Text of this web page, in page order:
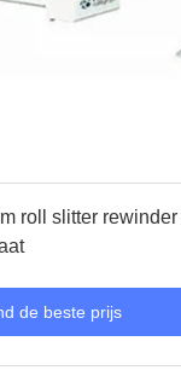
roll slitter
de beste prijs